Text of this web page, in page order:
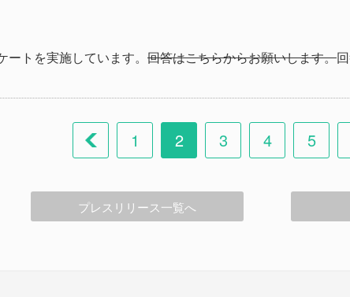
トを実施しています。 回答はこちらからお願いします。
1 2 3 4 5
プレスリリース一覧へ